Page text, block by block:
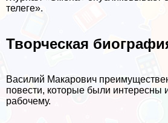
телеге».
Творческая
Василий Макарович
повести, которые были интересны
рабочему.